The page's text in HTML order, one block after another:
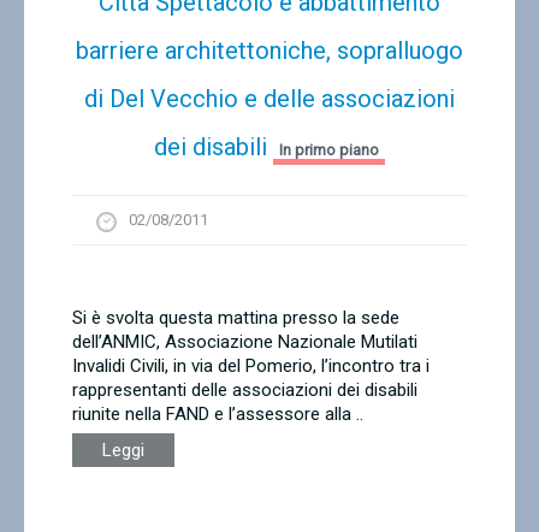
barriere architettoniche, sopralluogo
di Del Vecchio e delle associazioni
dei disabili
In primo piano
02/08/2011
Si è svolta questa mattina presso la sede
dell’ANMIC, Associazione Nazionale Mutilati
Invalidi Civili, in via del Pomerio, l’incontro tra i
rappresentanti delle associazioni dei disabili
riunite nella FAND e l’assessore alla ..
Leggi